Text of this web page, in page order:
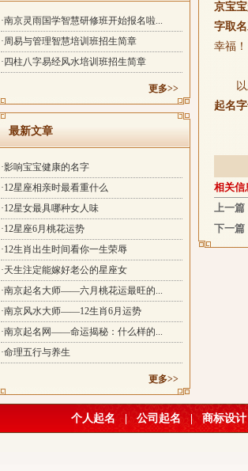
·南京灵雨国学智慧研修班开始报名啦...
·周易与管理智慧培训班招生简章
·四柱八字易经风水培训班招生简章
更多>>
最新文章
·影响宝宝健康的名字
·12星座相亲时最看重什么
·12星女最具哪种女人味
·12星座6月桃花运势
·12生肖出生时间看你一生荣辱
·天生注定能嫁好老公的星座女
·南京起名大师——六月桃花运最旺的...
·南京风水大师——12生肖6月运势
·南京起名网——命运揭秘：什么样的...
·命理五行与养生
更多>>
京宝
字取名
幸福！
起名
相关信
上一篇
下一篇
个人起名 公司起名 | 商标设计